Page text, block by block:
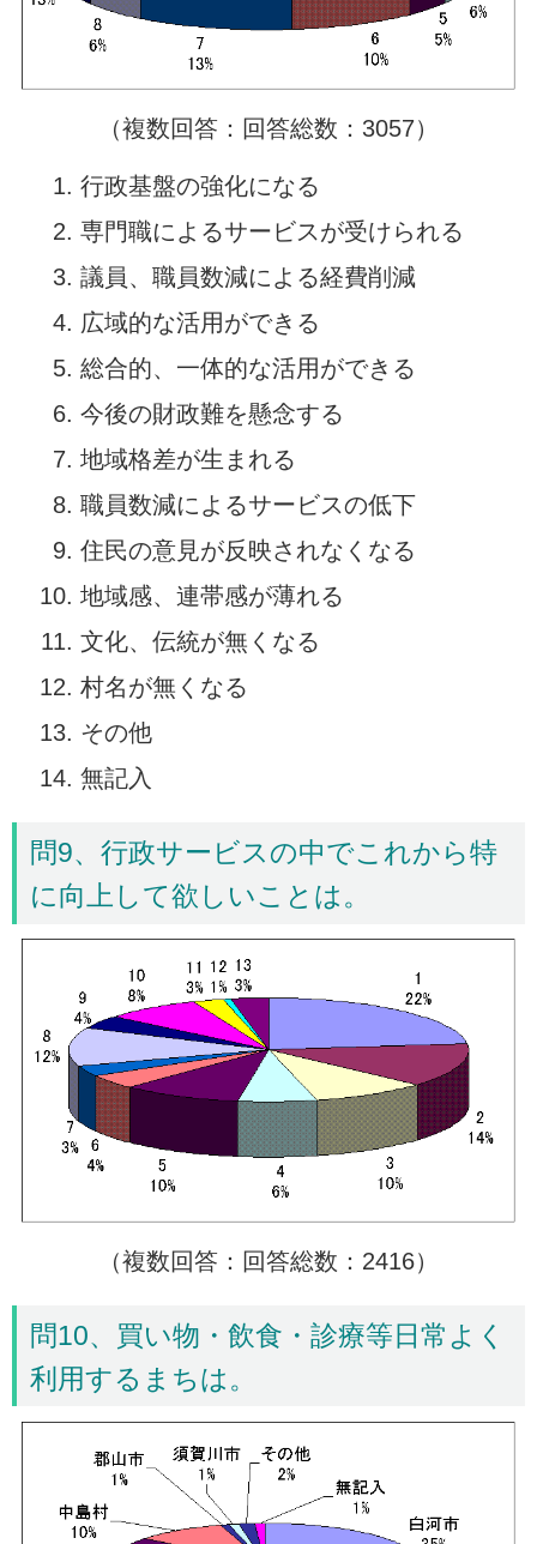
（複数回答：回答総数：3057）
行政基盤の強化になる
専門職によるサービスが受けられる
議員、職員数減による経費削減
広域的な活用ができる
総合的、一体的な活用ができる
今後の財政難を懸念する
地域格差が生まれる
職員数減によるサービスの低下
住民の意見が反映されなくなる
地域感、連帯感が薄れる
文化、伝統が無くなる
村名が無くなる
その他
無記入
問9、行政サービスの中でこれから特
に向上して欲しいことは。
（複数回答：回答総数：2416）
問10、買い物・飲食・診療等日常よく
利用するまちは。